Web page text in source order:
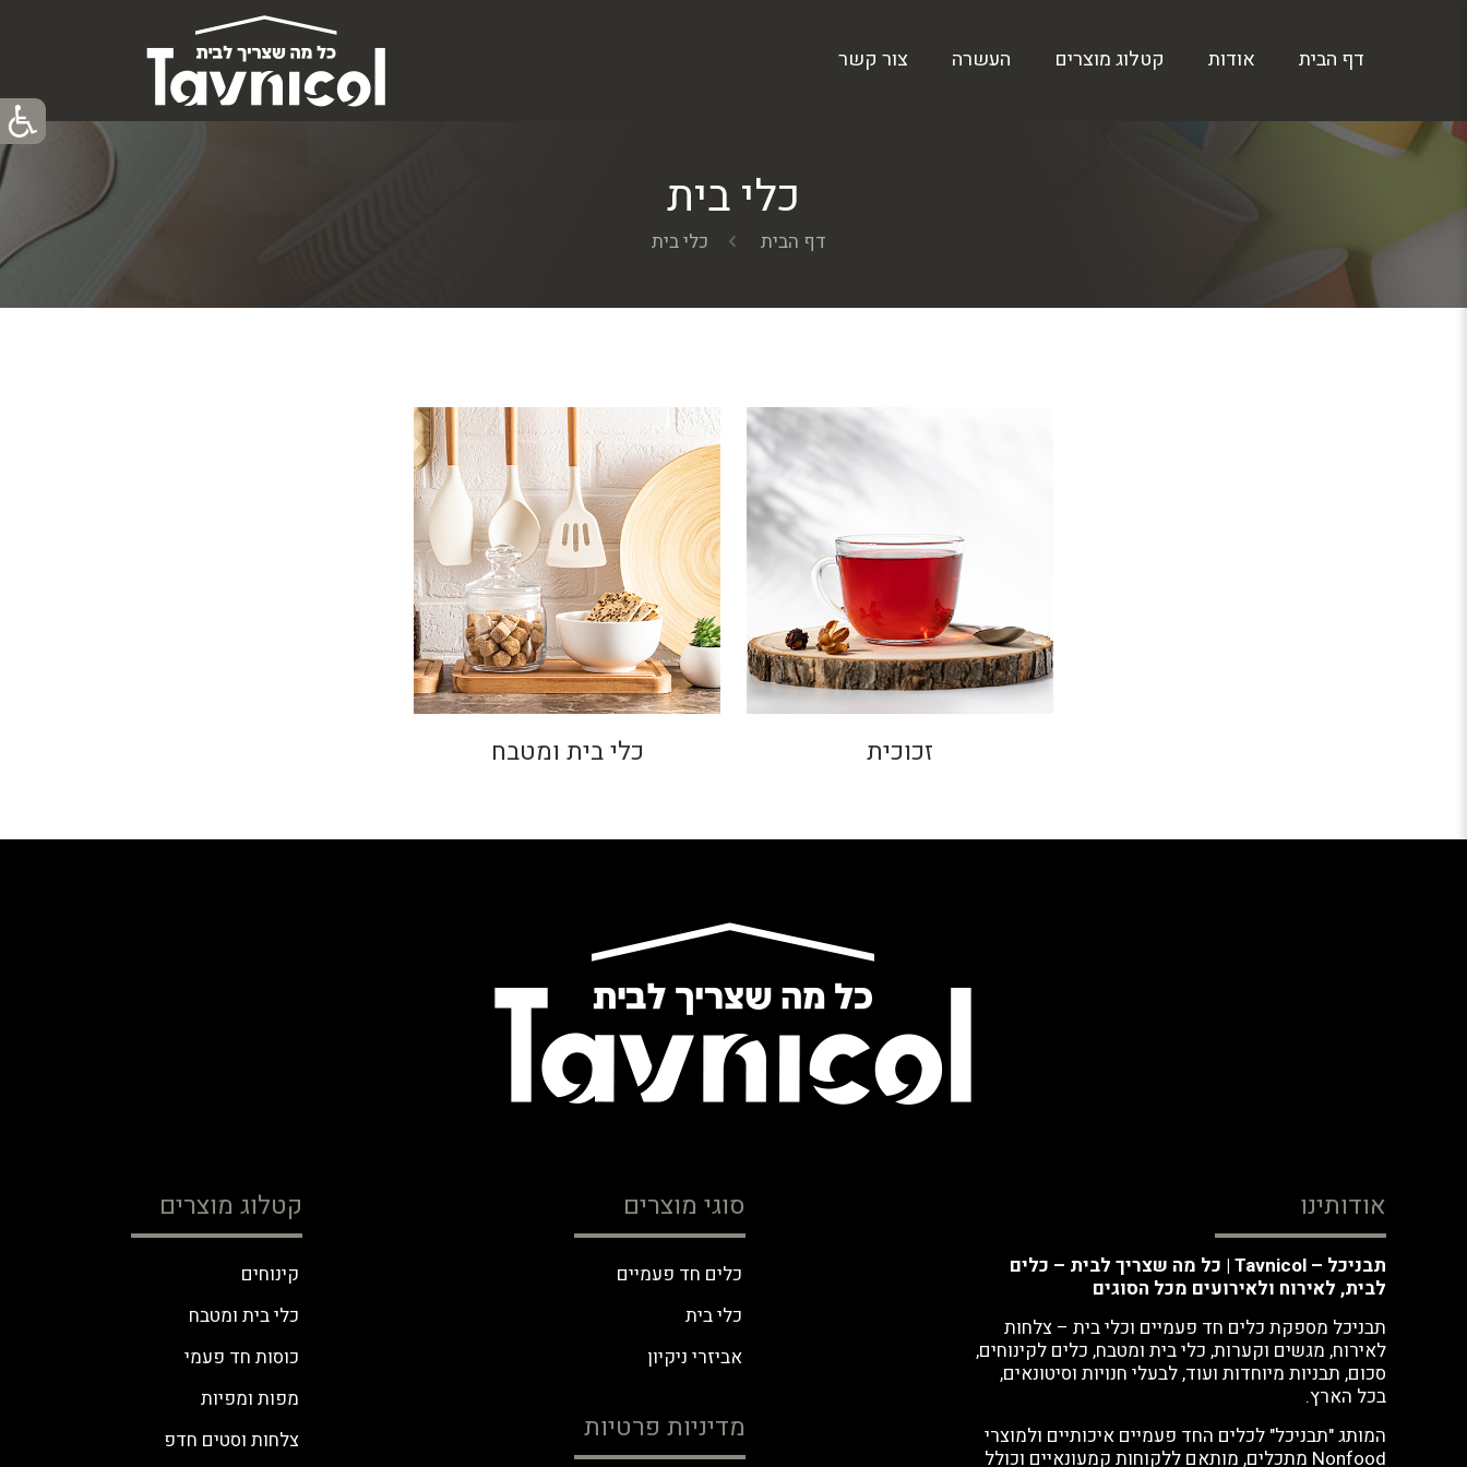
דף הבית אודות קטלוג מוצרים העשרה צור קשר
כלי בית
דף הבית כלי בית
זכוכית כלי בית ומטבח
אודותינו
תבניכל – Tavnicol | כל מה שצריך לבית – כלים
לבית, לאירוח ולאירועים מכל הסוגים
תבניכל מספקת כלים חד פעמיים וכלי בית – צלחות
לאירוח, מגשים וקערות, כלי בית ומטבח, כלים לקינוחים,
סכום, תבניות מיוחדות ועוד, לבעלי חנויות וסיטונאים,
בכל הארץ.
המותג "תבניכל" לכלים החד פעמיים איכותיים ולמוצרי
Nonfood מתכלים, מותאם ללקוחות קמעונאיים וכולל
סוגי מוצרים
כלים חד פעמיים
כלי בית
אביזרי ניקיון
מדיניות פרטיות
קטלוג מוצרים
קינוחים
כלי בית ומטבח
כוסות חד פעמי
מפות ומפיות
צלחות וסטים חדפ